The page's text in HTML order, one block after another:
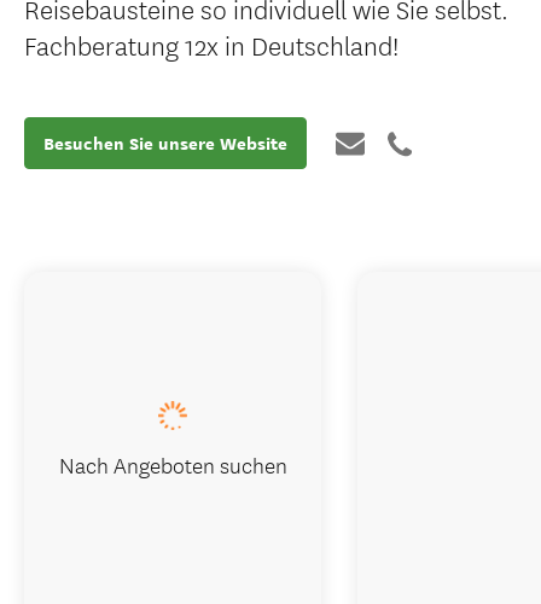
Reisebausteine so individuell wie Sie selbst.
Fachberatung 12x in Deutschland!
Besuchen Sie unsere Website
Nach Angeboten suchen